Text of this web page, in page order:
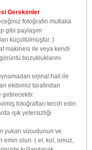
Gerekenler
fotoğrafın mutlaka
gibi paylaşım
küçültülmüştür. )
makinesi ile veya kendi
bozukluklarını
orjinal hali ile
ekibimiz tarafından
getirecektir.
fotoğrafları tercih edin.
ışık yetersizliği
yukarı vücudunun ve
emin olun. ( el, kol, omuz,